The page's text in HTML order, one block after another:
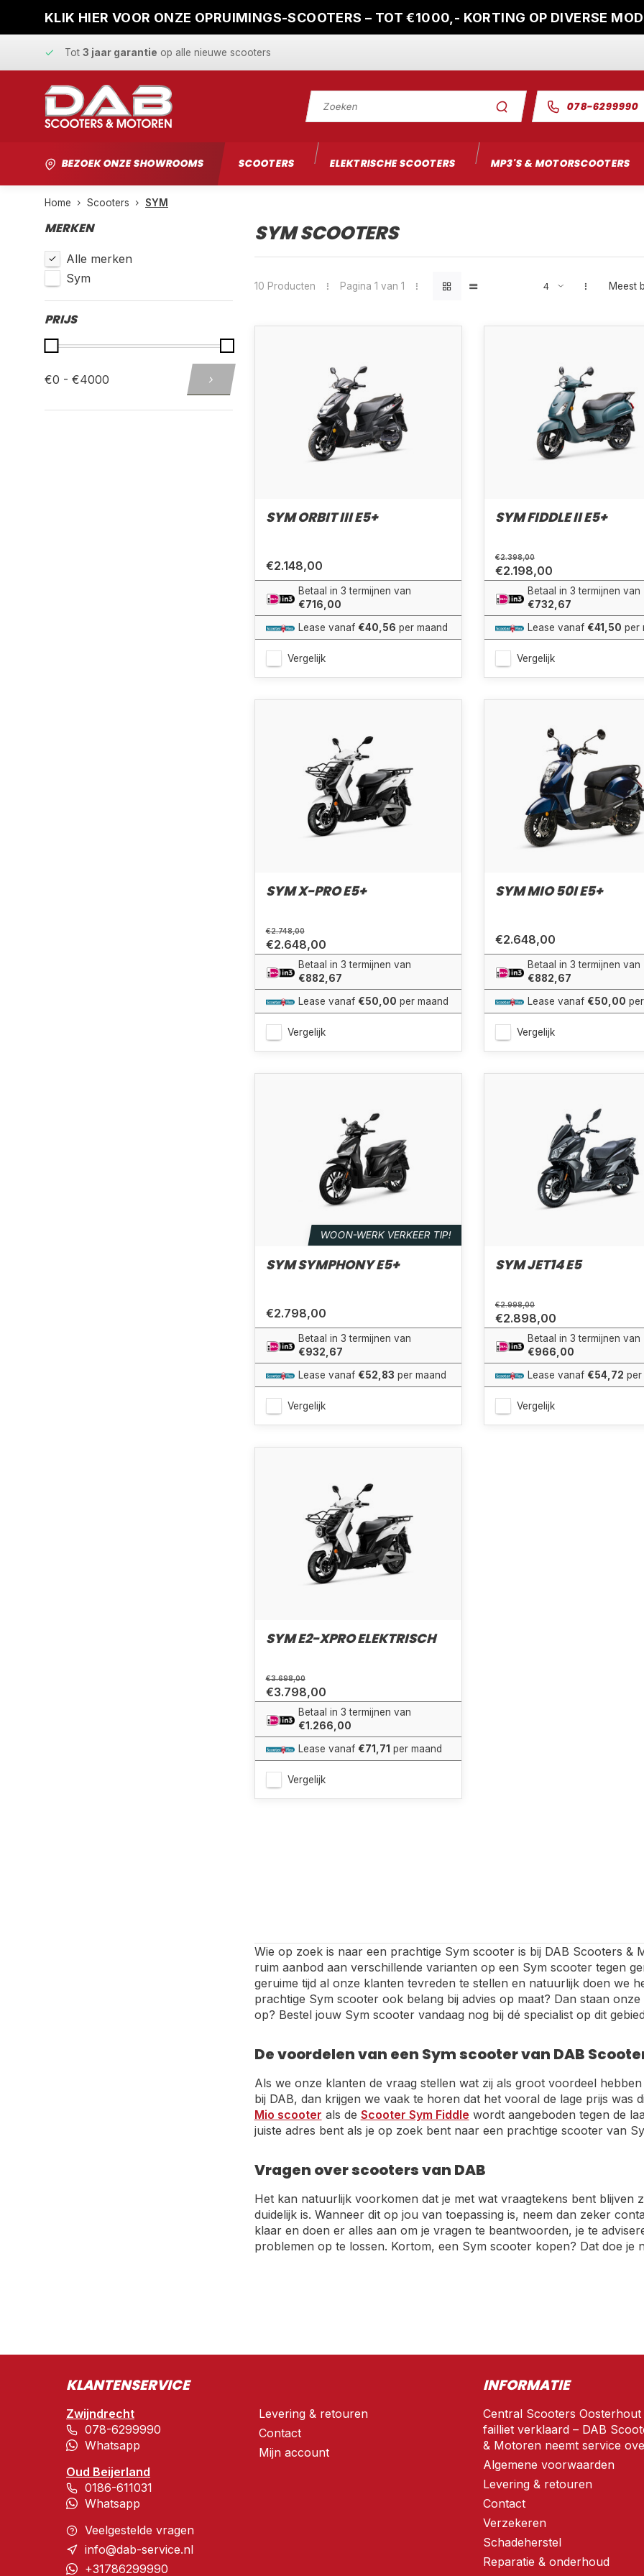
KLIK HIER VOOR ONZE OPRUIMINGS-SCOOTERS – TOT €1000,- KORTING OP DIVERSE
Snelle leveringen vaste scherpe prijzen
Tot 3 jaar garantie op alle nieuwe scooters
Gratis ophaalservicebij reparatie
Snelle leveringenvaste scherpe prijzen
078-6299990
BEZOEK ONZE SHOWROOMS SCOOTERS ELEKTRISCHE SCOOTERS MP3'S & MOTORSCOOTERS
Home Scooters SYM
MERKEN
Alle merken
Sym
PRIJS
€0 - €4000
SYM SCOOTERS
10 Producten Pagina 1 van 1 Meest
SYM ORBIT III E5+
€2.148,00
Betaal in 3 termijnen van
€716,00
Lease vanaf €40,56 per maand
Vergelijk
SYM FIDDLE II E5+
€2.398,00
€2.198,00
Betaal in 3 termijnen van
€732,67
Lease vanaf €41,50 per
Vergelijk
SYM X-PRO E5+
€2.748,00
€2.648,00
Betaal in 3 termijnen van
€882,67
Lease vanaf €50,00 per maand
Vergelijk
SYM MIO 50I E5+
€2.648,00
Betaal in 3 termijnen van
€882,67
Lease vanaf €50,00
Vergelijk
WOON-WERK VERKEER TIP!
SYM SYMPHONY E5+
€2.798,00
Betaal in 3 termijnen van
€932,67
Lease vanaf €52,83 per maand
Vergelijk
SYM JET14 E5
€2.998,00
€2.898,00
Betaal in 3 termijnen van
€966,00
Lease vanaf €54,72 per
Vergelijk
SYM E2-XPRO ELEKTRISCH
€3.698,00
€3.798,00
Betaal in 3 termijnen van
€1.266,00
Lease vanaf €71,71 per maand
Vergelijk
Wie op zoek is naar een prachtige Sym scooter is bij DAB Scooters &
ruim aanbod aan verschillende varianten op een Sym scooter tegen
geruime tijd al onze klanten tevreden te stellen en natuurlijk doen we
prachtige Sym scooter ook belang bij advies op maat? Dan staan
op? Bestel jouw Sym scooter vandaag nog bij dé specialist op dit
De voordelen van een Sym scooter van DAB
Als we onze klanten de vraag stellen wat zij als groot voordeel
bij DAB, dan krijgen we vaak te horen dat het vooral de lage prijs was
Mio scooter als de Scooter Sym Fiddle wordt aangeboden tegen de
juiste adres bent als je op zoek bent naar een prachtige scooter van
Vragen over scooters van DAB
Het kan natuurlijk voorkomen dat je met wat vraagtekens bent blijven
duidelijk is. Wanneer dit op jou van toepassing is, neem dan zeker
klaar en doen er alles aan om je vragen te beantwoorden, je te
problemen op te lossen. Kortom, een Sym scooter kopen? Dat doe je
KLANTENSERVICE
Zwijndrecht
078-6299990
Whatsapp
Oud Beijerland
0186-611031
Whatsapp
Veelgestelde vragen
info@dab-service.nl
+31786299990
Levering & retouren
Contact
Mijn account
INFORMATIE
Central Scooters Oosterhout
failliet verklaard – DAB
& Motoren neemt service
Algemene voorwaarden
Levering & retouren
Contact
Verzekeren
Schadeherstel
Reparatie & onderhoud